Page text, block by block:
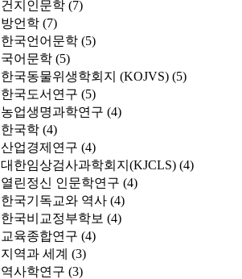
건지인문학 (7)
방언학 (7)
한국언어문학 (5)
국어문학 (5)
한국동물위생학회지 (KOJVS) (5)
한국도서연구 (5)
농업생명과학연구 (4)
한국학 (4)
산업경제연구 (4)
대한임상검사과학회지(KJCLS) (4)
열린정신 인문학연구 (4)
한국기독교와 역사 (4)
한국비교정부학보 (4)
교육종합연구 (4)
지역과 세계 (3)
역사학연구 (3)